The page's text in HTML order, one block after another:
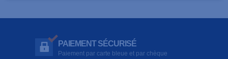
PAIEMENT SÉCURISÉ
Paiement par carte bleue et par chèque